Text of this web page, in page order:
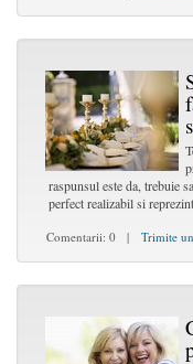
raspunsul este da, trebuie
perfect realizabil si
Comentarii: 0 | Trimite